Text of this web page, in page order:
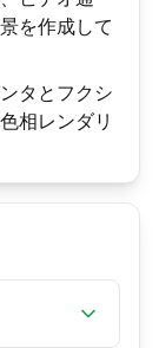
を作成して
タとフクシ
相レンダリ